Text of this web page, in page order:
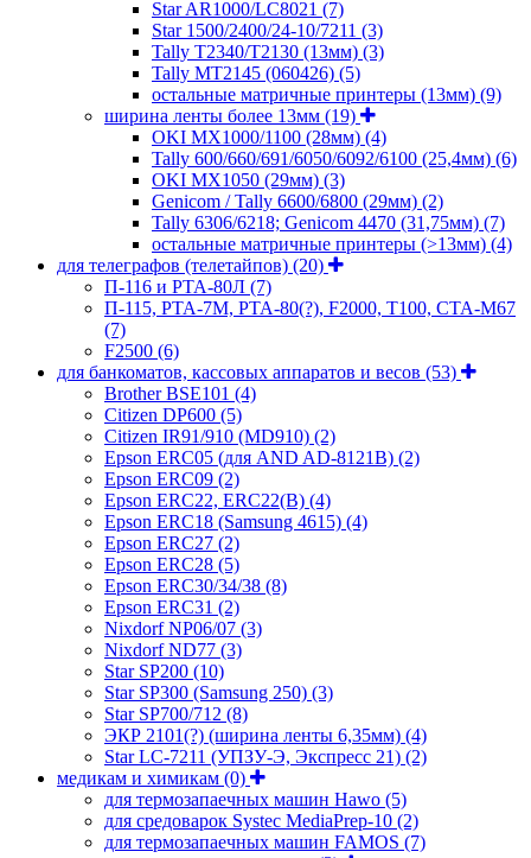
Star AR1000/LC8021 (7)
Star 1500/2400/24-10/7211 (3)
Tally T2340/T2130 (13мм) (3)
Tally MT2145 (060426) (5)
остальные матричные принтеры (13мм) (9)
ширина ленты более 13мм (19)
OKI MX1000/1100 (28мм) (4)
Tally 600/660/691/6050/6092/6100 (25,4мм) (6)
OKI MX1050 (29мм) (3)
Genicom / Tally 6600/6800 (29мм) (2)
Tally 6306/6218; Genicom 4470 (31,75мм) (7)
остальные матричные принтеры (>13мм) (4)
для телеграфов (телетайпов) (20)
П-116 и РТА-80Л (7)
П-115, РТА-7М, РТА-80(?), F2000, T100, СТА-М67
(7)
F2500 (6)
для банкоматов, кассовых аппаратов и весов (53)
Brother BSE101 (4)
Citizen DP600 (5)
Citizen IR91/910 (MD910) (2)
Epson ERC05 (для AND AD-8121B) (2)
Epson ERC09 (2)
Epson ERC22, ERC22(B) (4)
Epson ERC18 (Samsung 4615) (4)
Epson ERC27 (2)
Epson ERC28 (5)
Epson ERC30/34/38 (8)
Epson ERC31 (2)
Nixdorf NP06/07 (3)
Nixdorf ND77 (3)
Star SP200 (10)
Star SP300 (Samsung 250) (3)
Star SP700/712 (8)
ЭКР 2101(?) (ширина ленты 6,35мм) (4)
Star LC-7211 (УПЗУ-Э, Экспресс 21) (2)
медикам и химикам (0)
для термозапаечных машин Hawo (5)
для средоварок Systec MediaPrep-10 (2)
для термозапаечных машин FAMOS (7)